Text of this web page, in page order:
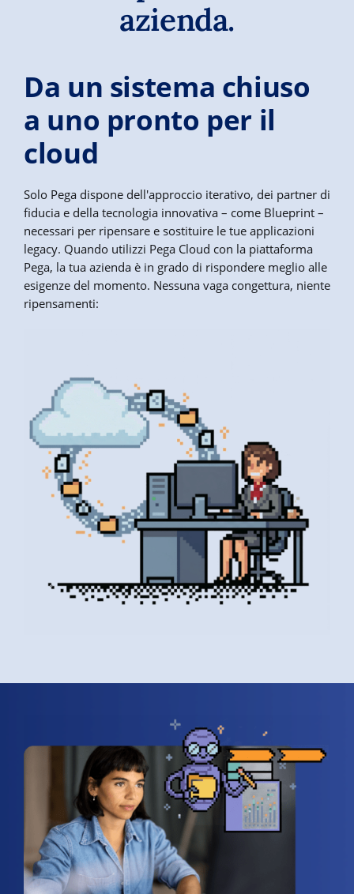
azienda.
Da un sistema chiuso
a uno pronto per il
cloud
Solo Pega dispone dell'approccio iterativo, dei partner di
fiducia e della tecnologia innovativa – come Blueprint –
necessari per ripensare e sostituire le tue applicazioni
legacy. Quando utilizzi Pega Cloud con la piattaforma
Pega, la tua azienda è in grado di rispondere meglio alle
esigenze del momento. Nessuna vaga congettura, niente
ripensamenti: